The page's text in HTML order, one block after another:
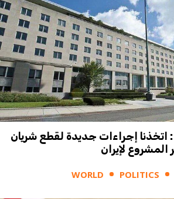
: اتخذنا إجراءات جديدة لقطع شريان
المشروع لإيران
WORLD POLITICS